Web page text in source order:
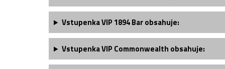
VstupenkaVIP 1894 Barobsahuje:
VstupenkaVIP Commonwealth obsahuje: